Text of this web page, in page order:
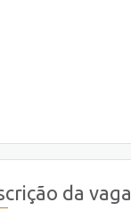
da vaga